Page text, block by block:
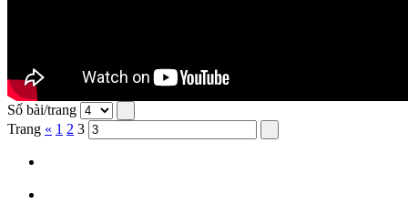
Số bài/trang
Trang « 1 2 3